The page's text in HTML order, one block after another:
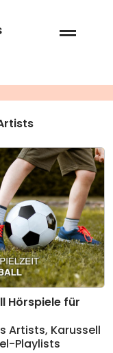
Hörspiele für
Artists, Karussell
Playlists